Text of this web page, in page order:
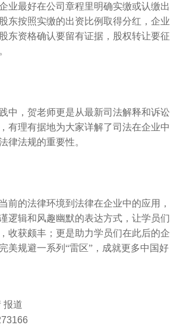
业最好在公司章程里明确实缴或认缴出
东按照实缴的出资比例取得分红，企业
东资格确认要留有证据，股权转让要征
中，贺老师更是从最新司法解释和诉讼
有理有据地为大家详解了司法在企业中
律法规的重要性。
前的法律环境到法律在企业中的应用，
逻辑和风趣幽默的表达方式，让学员们
收获颇丰；更是助力学员们在此后的企
美规避一系列“雷区”，成就更多中国好
报道